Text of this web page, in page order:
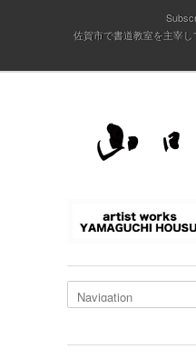
佐賀市で書道教室を主宰